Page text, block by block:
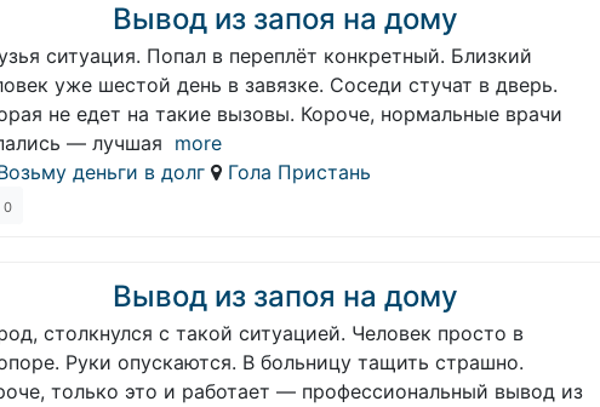
Вывод из запоя на дому
ситуация. Попал в переплёт конкретный. Близкий
уже шестой день в завязке. Соседи стучат в дверь.
не едет на такие вызовы. Короче, нормальные врачи
— лучшая more
деньги в долг
Гола Пристань
0
Вывод из запоя на дому
столкнулся с такой ситуацией. Человек просто в
Руки опускаются. В больницу тащить страшно.
только это и работает — профессиональный вывод из